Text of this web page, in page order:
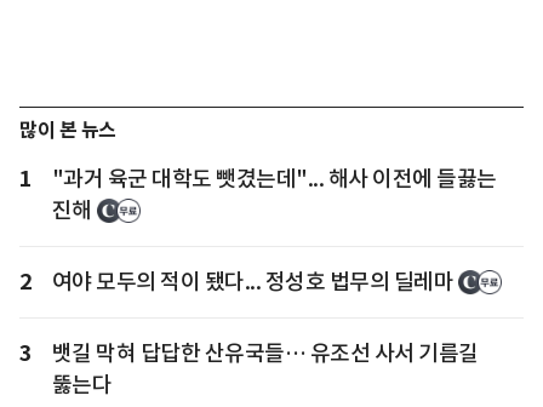
많이 본 뉴스
1
"과거 육군 대학도 뺏겼는데"... 해사 이전에 들끓는
진해
2 여야 모두의 적이 됐다... 정성호 법무의 딜레마
3
뱃길 막혀 답답한 산유국들… 유조선 사서 기름길
뚫는다